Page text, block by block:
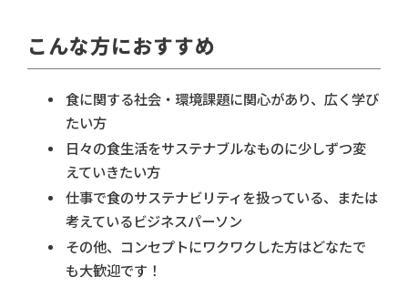
こんな方におすすめ
食に関する社会・環境課題に関心があり、広く学び
たい方
日々の食生活をサステナブルなものに少しずつ変
えていきたい方
仕事で食のサステナビリティを扱っている、または
考えているビジネスパーソン
その他、コンセプトにワクワクした方はどなたで
も大歓迎です！